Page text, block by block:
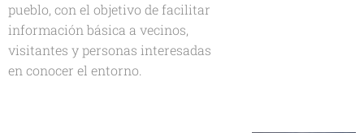
pueblo, con el objetivo de facilitar
información básica a vecinos,
visitantes y personas interesadas
en conocer el entorno.